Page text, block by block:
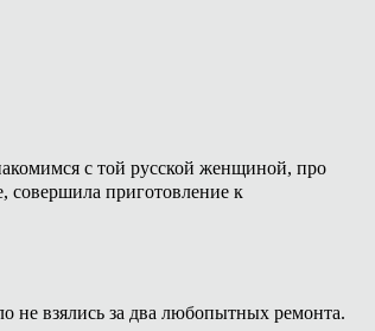
с той русской женщиной, про
совершила приготовление к
не взялись за два любопытных ремонта.